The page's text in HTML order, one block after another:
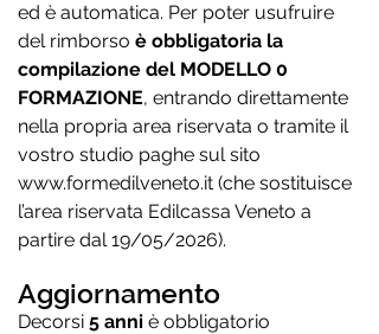
ed è automatica. Per poter usufruire
del rimborso è obbligatoria la
compilazione del MODELLO 0
FORMAZIONE, entrando direttamente
nella propria area riservata o tramite il
vostro studio paghe sul sito
www.formedilveneto.it (che sostituisce
l’area riservata Edilcassa Veneto a
partire dal 19/05/2026).
Aggiornamento
Decorsi 5 anni è obbligatorio